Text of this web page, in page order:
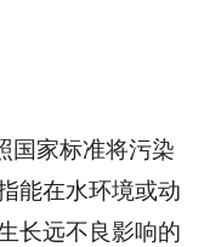
国家标准将污染
能在水环境或动
长远不良影响的